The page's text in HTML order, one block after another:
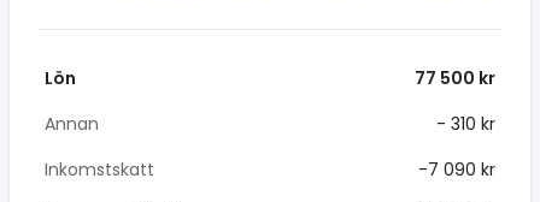
Lön
77 500 kr
Annan
- 310 kr
Inkomstskatt
-7 090 kr